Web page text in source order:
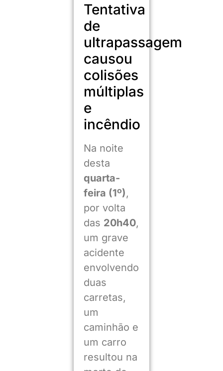
Tentativa
de
ultrapassagem
causou
colisões
múltiplas
e
incêndio
Na noite
desta
quarta-
feira (1º),
por volta
das 20h40,
um grave
acidente
envolvendo
duas
carretas,
um
caminhão e
um carro
resultou na